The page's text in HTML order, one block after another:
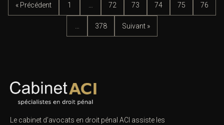
« Précédent 1 72 73 74 75 76
378 Suivant »
Le cabinet d’avocats en droit pénal ACI assiste les